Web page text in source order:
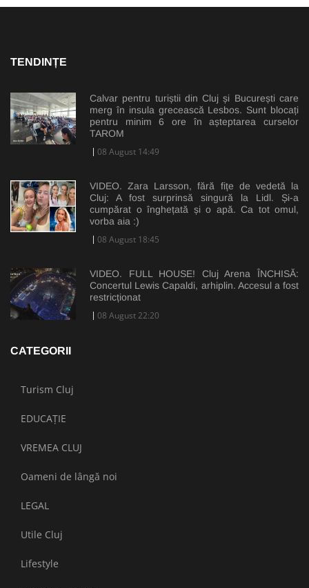
TENDINȚE
Calvar pentru turiștii din Cluj și București care
merg în insula grecească Lesbos. Sunt blocați
pentru minim 6 ore în așteptarea curselor
TAROM
08 August 14:49
VIDEO. Zara Larsson, fără fițe de vedetă la
Cluj: A fost surprinsă singură la Lidl. Și-a
cumpărat o înghețată și o apă. Ca tot omul,
vorba aia :)
08 August 18:45
VIDEO. FULL HOUSE! Cluj Arena ÎNCHISĂ:
Concertul Lewis Capaldi, arhiplin. Accesul a fost
restricționat
08 August 22:20
CATEGORII
Turism Cluj
EDUCAȚIE
VREMEA CLUJ
Oameni de lângă noi
LEGAL
Utile Cluj
Lifestyle